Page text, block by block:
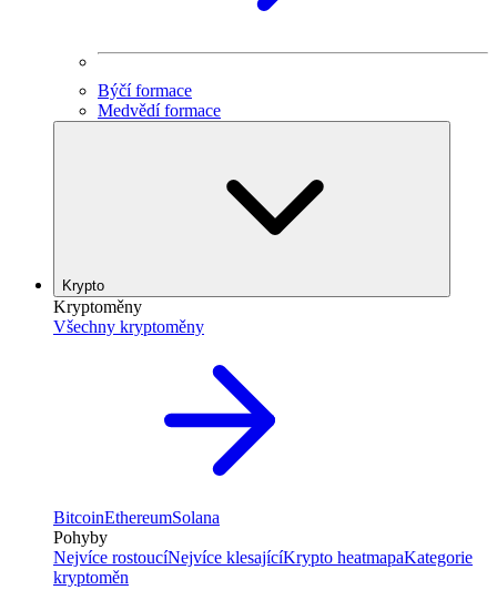
Býčí formace
Medvědí formace
Krypto
Kryptoměny
Všechny kryptoměny
BitcoinEthereumSolana
Pohyby
Nejvíce rostoucíNejvíce klesajícíKrypto heatmapaKategorie
kryptoměn